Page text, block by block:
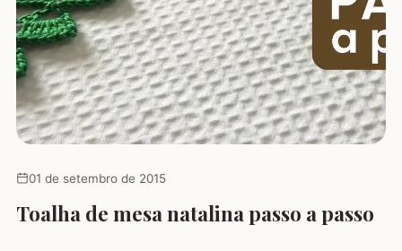
01 de setembro de 2015
Toalha de mesa natalina passo a passo